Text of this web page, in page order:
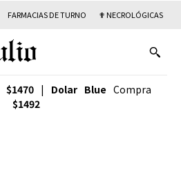
FARMACIAS DE TURNO ✟ NECROLÓGICAS
$1470 | Dolar Blue Compra
$1492